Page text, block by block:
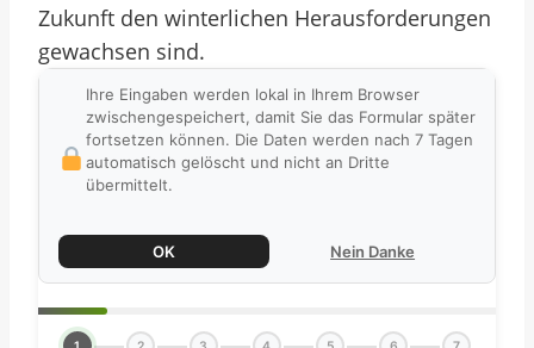
Zukunft den winterlichen Herausforderungen
gewachsen sind.
Ihre Eingaben werden lokal in Ihrem Browser
zwischengespeichert, damit Sie das Formular später
fortsetzen können. Die Daten werden nach 7 Tagen
automatisch gelöscht und nicht an Dritte
übermittelt.
OK Nein Danke